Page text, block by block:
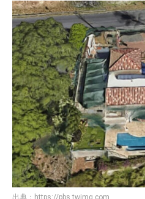
出典： https://pbs.twimg.com